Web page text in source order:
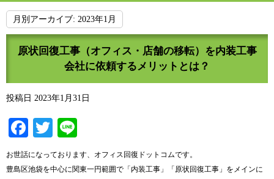
月別アーカイブ: 2023年1月
原状回復工事（オフィス・店舗の移転）を内装工事
会社に依頼するメリットとは？
投稿日 2023年1月31日
Facebook
Twitter
お世話になっております、オフィス回復ドットコムです。
豊島区池袋を中心に関東一円範囲で「内装工事」「原状回復工事」をメインに